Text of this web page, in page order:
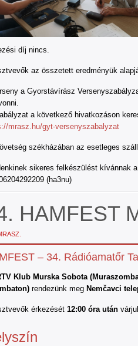
díj nincs.
az összetett eredményük
a Gyorstávírász
a következő hivatkozáson
mrasz.hu/gyt-versenyszabalyzat
székházában az esetleges
sikeres felkészülést kívánnak
(ha3nu)
HAMFEST
– 34. Rádióamatőr
Klub Murska Sobota
rendezünk meg Nemčavci
érkezését 12:00 óra után